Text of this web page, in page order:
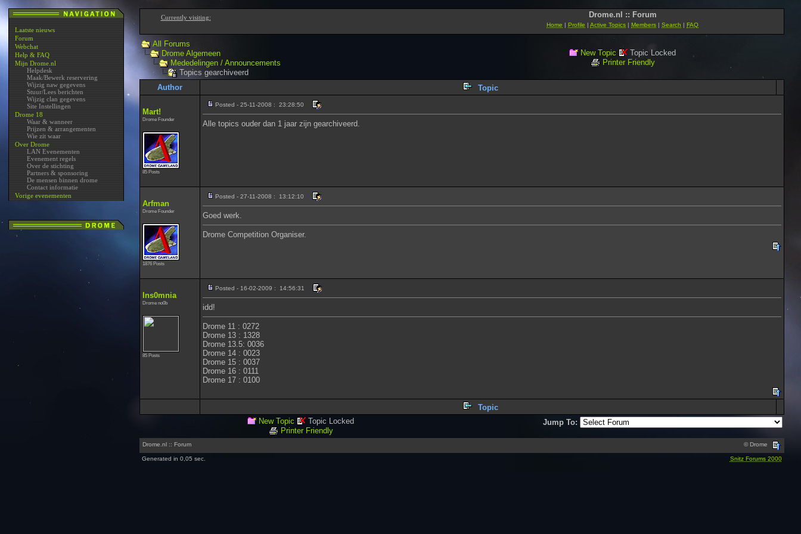
Laatste nieuws
Forum
Webchat
Help & FAQ
Mijn Drome.nl
Helpdesk
Maak/Bewerk reservering
Wijzig naw gegevens
Stuur/Lees berichten
Wijzig clan gegevens
Site Instellingen
Drome 18
Waar & wanneer
Prijzen & arrangementen
Wie zit waar
Over Drome
LAN Evenementen
Evenement regels
Over de stichting
Partners & sponsoring
De mensen binnen drome
Contact informatie
Vorige evenementen
Currently visiting: Drome.nl :: Forum
Home | Profile | Active Topics | Members | Search | FAQ
All Forums
Drome Algemeen
Mededelingen / Announcements
Topics gearchiveerd
New Topic
Topic Locked
Printer Friendly
Author Topic
Mart!
Drome Founder
85 Posts
Posted - 25-11-2008 : 23:28:50
Alle topics ouder dan 1 jaar zijn gearchiveerd.
Arfman
Drome Founder
1876 Posts
Posted - 27-11-2008 : 13:12:10
Goed werk.
Drome Competition Organiser.
Ins0mnia
Drome no0b
85 Posts
Posted - 16-02-2009 : 14:56:31
idd!
Drome 11 : 0272
Drome 13 : 1328
Drome 13.5: 0036
Drome 14 : 0023
Drome 15 : 0037
Drome 16 : 0111
Drome 17 : 0100
Topic
New Topic
Topic Locked
Printer Friendly
Jump To:
Drome.nl :: Forum © Drome
Generated in 0,05 sec. Snitz Forums 2000